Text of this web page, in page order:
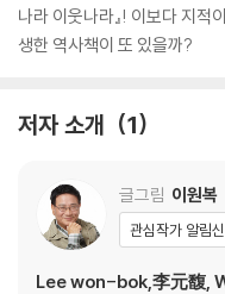
나라 이웃나라』! 이보다 지적
생한 역사책이 또 있을까?
저자 소개 1
글그림 이원복
관심작가 알림
Lee won-bok,李元馥,